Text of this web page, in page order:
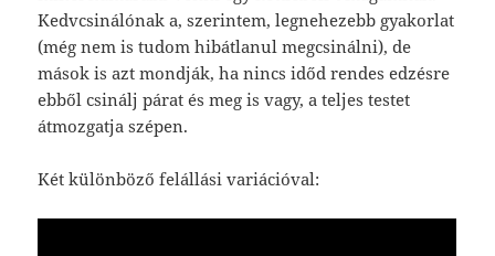
Kedvcsinálónak a, szerintem, legnehezebb gyakorlat
(még nem is tudom hibátlanul megcsinálni), de
mások is azt mondják, ha nincs időd rendes edzésre
ebből csinálj párat és meg is vagy, a teljes testet
átmozgatja szépen.
Két különböző felállási variációval: